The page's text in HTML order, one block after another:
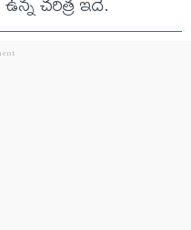
చరిత్ర ఇదే.